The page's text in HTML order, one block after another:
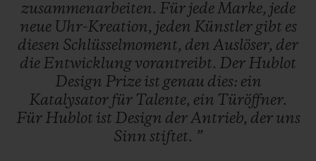
zusammenarbeiten. Für jedeMarke, jede
neue Uhr-Kreation, jeden Künstler gibt es
diesen Schlüsselmoment, den Auslöser, der
die Entwicklungvorantreibt. Der Hublot
Design Prize ist genau dies: ein
Katalysator für Talente, ein Türöffner.
Für Hublot ist Design derAntrieb, der uns
Sinn stiftet. ”